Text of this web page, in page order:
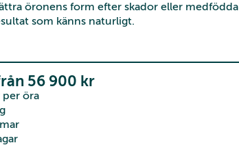
öronens form efter skador eller
som känns naturligt.
56 900 kr
öra